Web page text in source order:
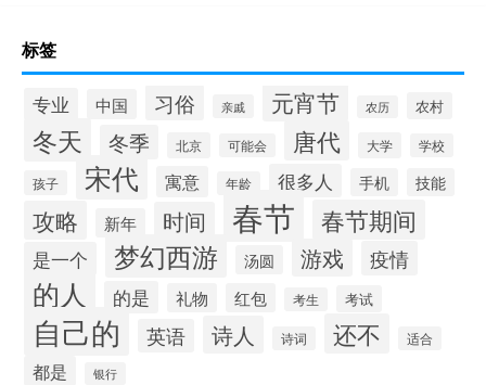
标签
专业 中国 习俗 亲戚 元宵节 农历 农村
冬天 冬季 北京 可能会 唐代 大学 学校
孩子 宋代 寓意 年龄 很多人 手机 技能
攻略 新年 时间 春节 春节期间
是一个 梦幻西游 汤圆 游戏 疫情
的人 的是 礼物 红包 考生 考试
自己的 英语 诗人 诗词 还不 适合
都是 银行